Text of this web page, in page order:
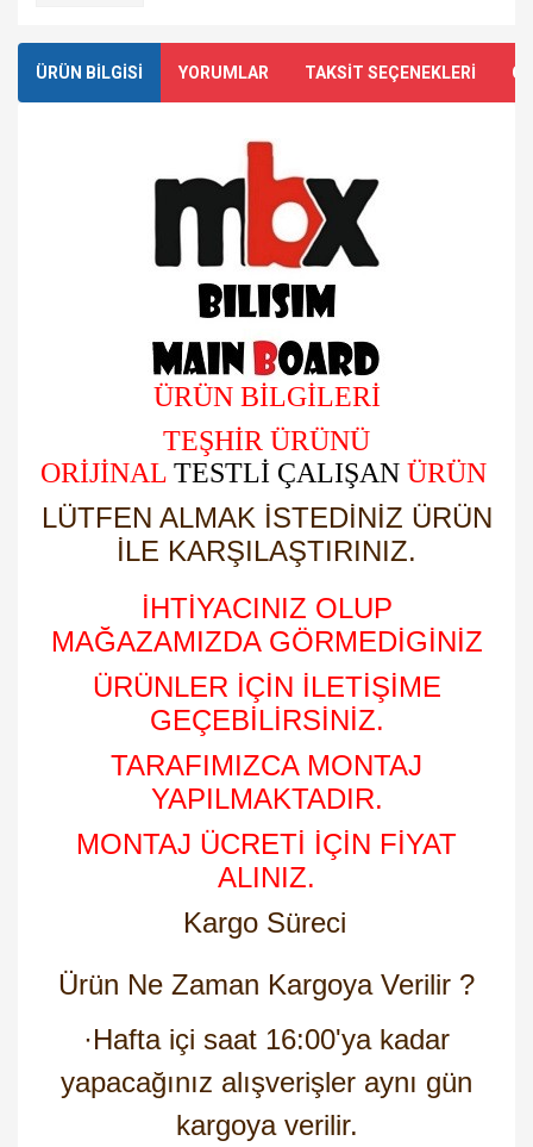
ÜRÜN BİLGİSİ YORUMLAR TAKSİT SEÇENEKLERİ
ÜRÜN BİLGİLERİ
TEŞHİR ÜRÜNÜ
ORİJİNAL TESTLİ ÇALIŞANÜRÜN
LÜTFEN ALMAK İSTEDİNİZ ÜRÜN
İLE KARŞILAŞTIRINIZ.
İHTİYACINIZ OLUP
MAĞAZAMIZDA GÖRMEDİGİNİZ
ÜRÜNLER İÇİN İLETİŞİME
GEÇEBİLİRSİNİZ.
TARAFIMIZCA MONTAJ
YAPILMAKTADIR.
MONTAJ ÜCRETİ İÇİN FİYAT
ALINIZ.
Kargo Süreci
Ürün Ne Zaman Kargoya Verilir ?
·Hafta içi saat 16:00'ya kadar
yapacağınız alışverişler aynı gün
kargoya verilir.